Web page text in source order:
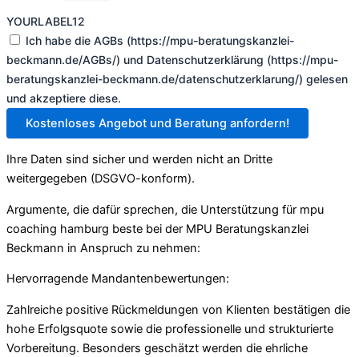
YOURLABEL12
Ich habe die AGBs (https://mpu-beratungskanzlei-
beckmann.de/AGBs/) und Datenschutzerklärung (https://mpu-
beratungskanzlei-beckmann.de/datenschutzerklarung/) gelesen
und akzeptiere diese.
Kostenloses Angebot und Beratung anfordern!
Ihre Daten sind sicher und werden nicht an Dritte
weitergegeben (DSGVO-konform).
Argumente, die dafür sprechen, die Unterstützung für mpu
coaching hamburg beste bei der MPU Beratungskanzlei
Beckmann in Anspruch zu nehmen:
Hervorragende Mandantenbewertungen:
Zahlreiche positive Rückmeldungen von Klienten bestätigen die
hohe Erfolgsquote sowie die professionelle und strukturierte
Vorbereitung. Besonders geschätzt werden die ehrliche